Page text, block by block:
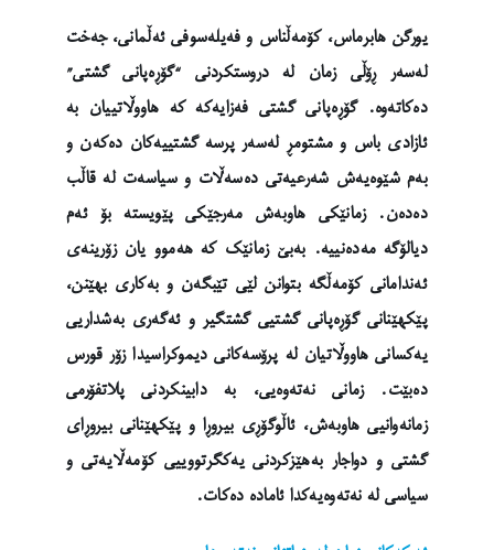
یورگن هابرماس، کۆمەڵناس و فەیلەسوفی ئەڵمانی، جەخت
لەسەر ڕۆڵی زمان لە دروستکردنی “گۆڕەپانی گشتی”
دەکاتەوە. گۆڕەپانی گشتی فەزایەکە کە هاووڵاتییان بە
ئازادی باس و مشتومڕ لەسەر پرسە گشتییەکان دەکەن و
بەم شێوەیەش شەرعیەتی دەسەڵات و سیاسەت لە قاڵب
دەدەن. زمانێکی هاوبەش مەرجێکی پێویستە بۆ ئەم
دیالۆگە مەدەنییە. بەبێ زمانێک کە هەموو یان زۆرینەی
ئەندامانی کۆمەڵگە بتوانن لێی تێبگەن و بەکاری بهێنن،
پێکهێنانی گۆڕەپانی گشتیی گشتگیر و ئەگەری بەشداریی
یەکسانی هاووڵاتیان لە پرۆسەکانی دیموکراسیدا زۆر قورس
دەبێت. زمانی نەتەوەیی، بە دابینکردنی پلاتفۆرمی
زمانەوانیی هاوبەش، ئاڵوگۆڕی بیروڕا و پێکهێنانی بیروڕای
گشتی و دواجار بەهێزکردنی یەکگرتووییی کۆمەڵایەتی و
سیاسی لە نەتەوەیەکدا ئامادە دەکات.